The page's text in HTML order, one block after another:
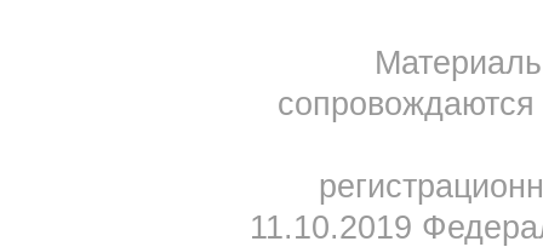
11.10.2019